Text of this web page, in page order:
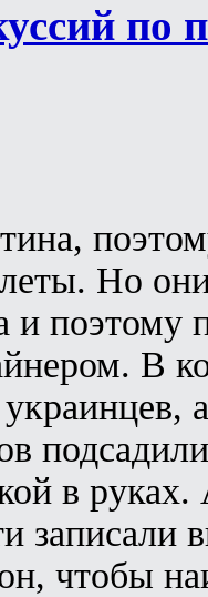
по
Но
и поэтому
В
в руках.
записали
чтобы